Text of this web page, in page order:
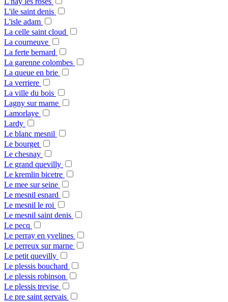
L'ile saint denis
L'isle adam
La celle saint cloud
La courneuve
La ferte bernard
La garenne colombes
La queue en brie
La verriere
La ville du bois
Lagny sur marne
Lamorlaye
Lardy
Le blanc mesnil
Le bourget
Le chesnay
Le grand quevilly
Le kremlin bicetre
Le mee sur seine
Le mesnil esnard
Le mesnil le roi
Le mesnil saint denis
Le pecq
Le perray en yvelines
Le perreux sur marne
Le petit quevilly
Le plessis bouchard
Le plessis robinson
Le plessis trevise
Le pre saint gervais